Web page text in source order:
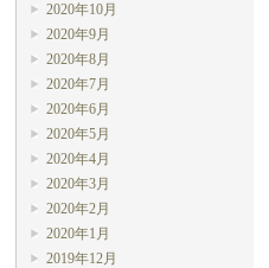
2020年10月
2020年9月
2020年8月
2020年7月
2020年6月
2020年5月
2020年4月
2020年3月
2020年2月
2020年1月
2019年12月